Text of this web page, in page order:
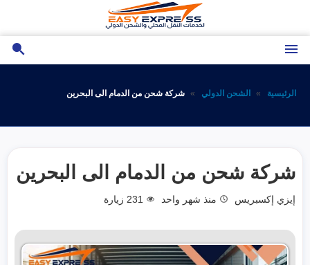
المحتوى
الرئيسية الشحن الدولي شركة شحن من الدمام الى البحرين
شركة شحن من الدمام الى البحرين
إيزي إكسبريس منذ شهر واحد 231 زيارة